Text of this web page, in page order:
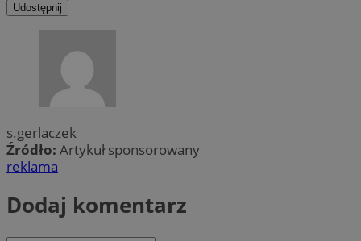
Udostępnij
s.gerlaczek
Źródło: Artykuł sponsorowany
reklama
Dodaj komentarz